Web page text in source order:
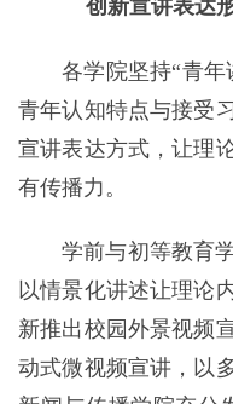
创新宣讲表达
各学院坚持“青
青年认知特点与接受
宣讲表达方式，让理
有传播力。
学前与初等教育
以情景化讲述让理论
新推出校园外景视频
动式微视频宣讲，以